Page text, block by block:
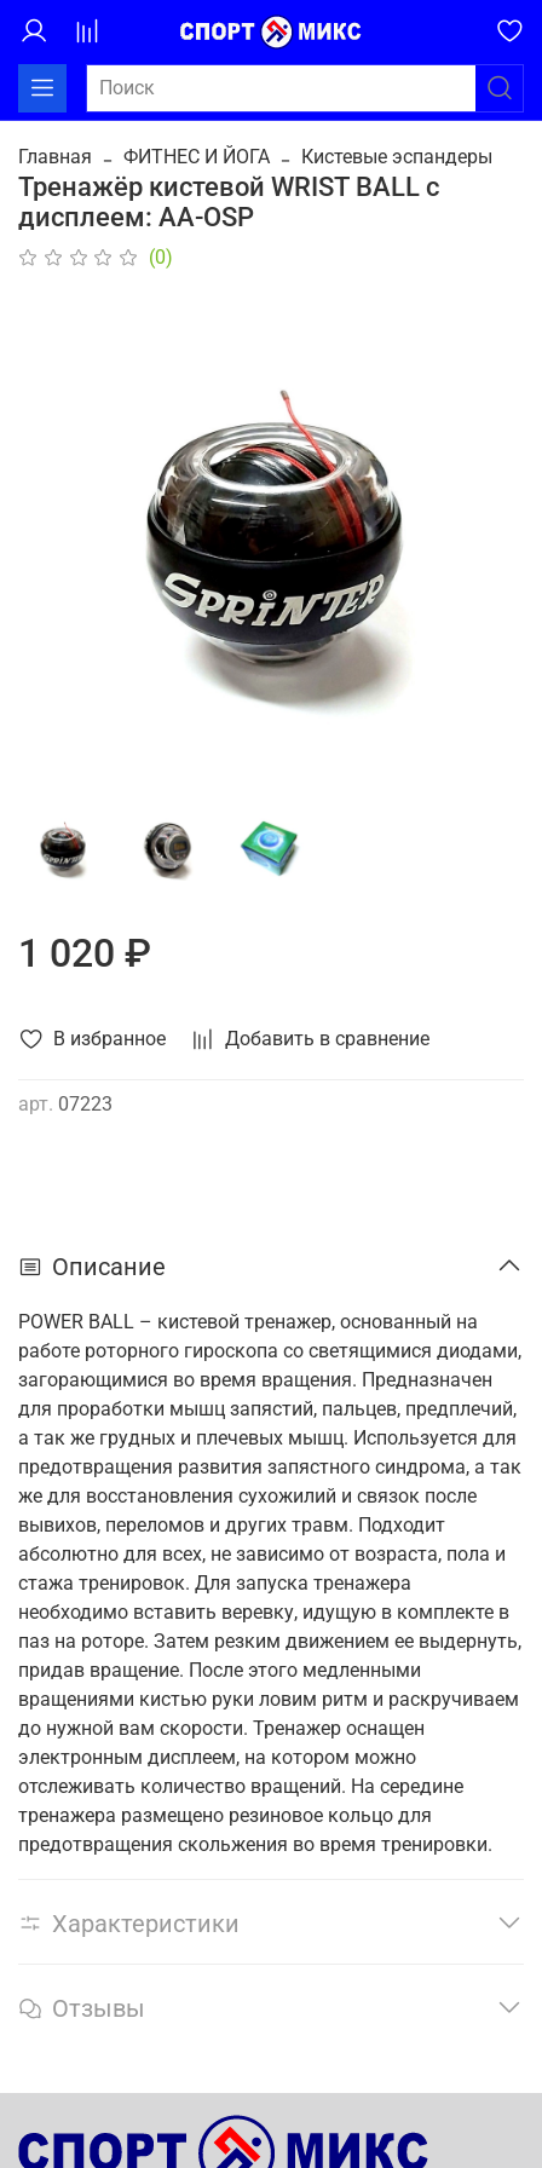
Главная ФИТНЕС И ЙОГА Кистевые эспандеры
Тренажёр кистевой WRIST BALL с
дисплеем: AA-OSP
(0)
В избранное Добавить в сравнение
арт. 07223
1 020 ₽
Описание
POWER BALL – кистевой тренажер, основанный на
работе роторного гироскопа со светящимися диодами,
загорающимися во время вращения. Предназначен
для проработки мышц запястий, пальцев, предплечий,
а так же грудных и плечевых мышц. Используется для
предотвращения развития запястного синдрома, а так
же для восстановления сухожилий и связок после
вывихов, переломов и других травм. Подходит
абсолютно для всех, не зависимо от возраста, пола и
стажа тренировок. Для запуска тренажера
необходимо вставить веревку, идущую в комплекте в
паз на роторе. Затем резким движением ее выдернуть,
придав вращение. После этого медленными
вращениями кистью руки ловим ритм и раскручиваем
до нужной вам скорости. Тренажер оснащен
электронным дисплеем, на котором можно
отслеживать количество вращений. На середине
тренажера размещено резиновое кольцо для
предотвращения скольжения во время тренировки.
Характеристики
Отзывы